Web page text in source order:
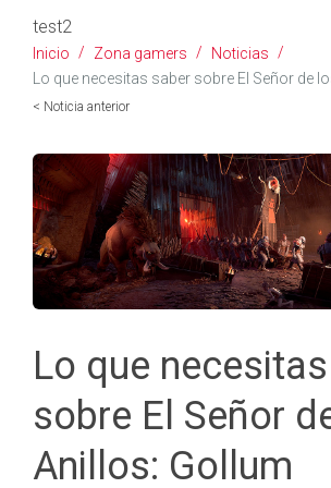
- Juegos
- Series
- Comics
Tecnología
- Móviles y tabletas
- Más tecnología
Asegura tus objetos personales
Seguros Hogar
Seguros Motor
Seguros Salud
Seguros Viajes
BLOGS MAPFRE
Motor
Hogar
Salud
SERVICIOS
Trabaja en Mapfre
test2
Inicio Zona gamers
Noticias
Lo que necesitas saber sobre El Señor de
< Noticia anterior
Lo que
sobre El Señor
Anillos: Gollum